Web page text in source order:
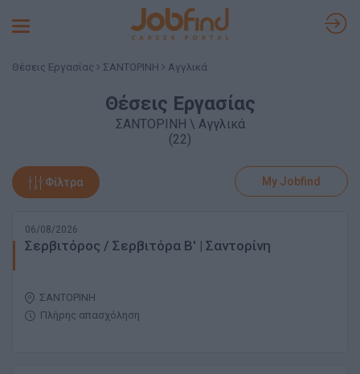
Toggle
Θέσεις Εργασίας ΣΑΝΤΟΡΙΝΗ Αγγλικά
Θέσεις Εργασίας
ΣΑΝΤΟΡΙΝΗ \ Αγγλικά
(22)
Φίλτρα My Jobfind
06/08/2026
Σερβιτόρος / Σερβιτόρα B' | Σαντορίνη
ΣΑΝΤΟΡΙΝΗ
Πλήρης απασχόληση